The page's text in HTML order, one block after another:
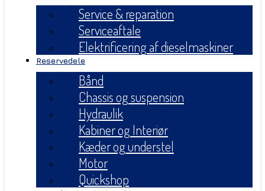
Service & reparation
Serviceaftale
Elektrificering af dieselmaskiner
Reservedele
Bånd
Chassis og suspension
Hydraulik
Kabiner og Interiør
Kæder og understel
Motor
Quickshop